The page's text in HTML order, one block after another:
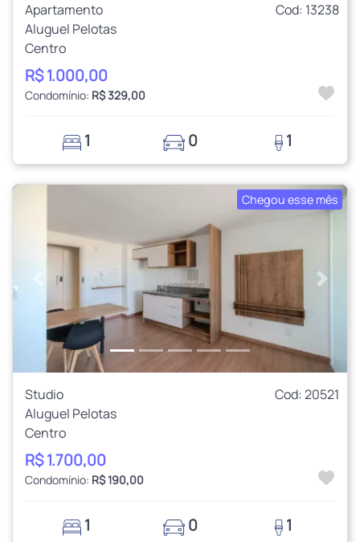
Apartamento
Cod: 13238
Aluguel Pelotas
Centro
R$ 1.000,00
Condomínio: R$ 329,00
1 0 1
Chegou esse mês
Anterior
Studio
Cod: 20521
Aluguel Pelotas
Centro
R$ 1.700,00
Condomínio: R$ 190,00
1 0 1